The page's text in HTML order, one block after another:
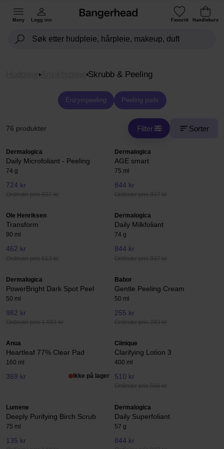
Meny Logg inn Favoritt Handlekurv
Ansiktspleie Skrubb & Peeling
Enzympeeling Peeling pads
76 produkter Filter Sorter
Dermalogica
Daily Microfoliant - Peeling
74 g
724 kr
Ordinær pris 937 kr
Dermalogica
AGE smart
75 ml
844 kr
Ordinær pris 937 kr
Ole Henriksen
Transform
90 ml
462 kr
Ordinær pris 513 kr
Dermalogica
Daily Milkfoliant
74 g
844 kr
Ordinær pris 937 kr
Dermalogica
PowerBright Dark Spot Peel
50 ml
982 kr
Ordinær pris 1 091 kr
Babor
Gentle Peeling Cream
50 ml
255 kr
Ordinær pris 283 kr
Anua
Heartleaf 77% Clear Pad
160 ml
369 kr Ikke på lager
Clinique
Clarifying Lotion 3
400 ml
510 kr
Ordinær pris 566 kr
Lumene
Deeply Purifying Birch Scrub
75 ml
135 kr
Dermalogica
Daily Superfoliant
57 g
844 kr